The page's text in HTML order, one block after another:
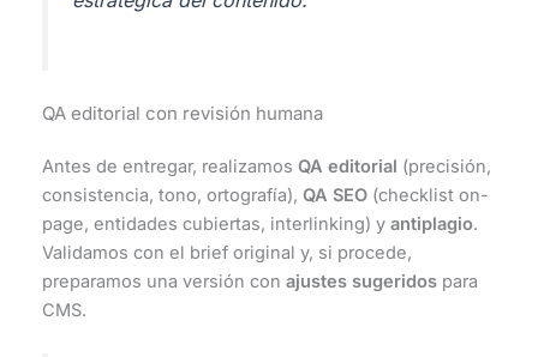
QA editorial con revisión humana
Antes de entregar, realizamos QA editorial (precisión,
consistencia, tono, ortografía), QA SEO(checklist on-
page, entidades cubiertas, interlinking) y antiplagio.
Validamos con el brief original y, si procede,
preparamos una versión con ajustes sugeridospara
CMS.